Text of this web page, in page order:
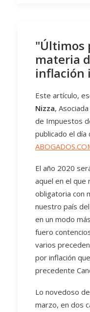
"Últimos
materia
inflación
Este artículo,
Nizza,
de Impuestos
publicado el día
El año 2020
aquel en el que
obligatoria con
nuestro país
en un modo
fuero
varios
por inflación
precedente
Lo novedoso
marzo, en dos